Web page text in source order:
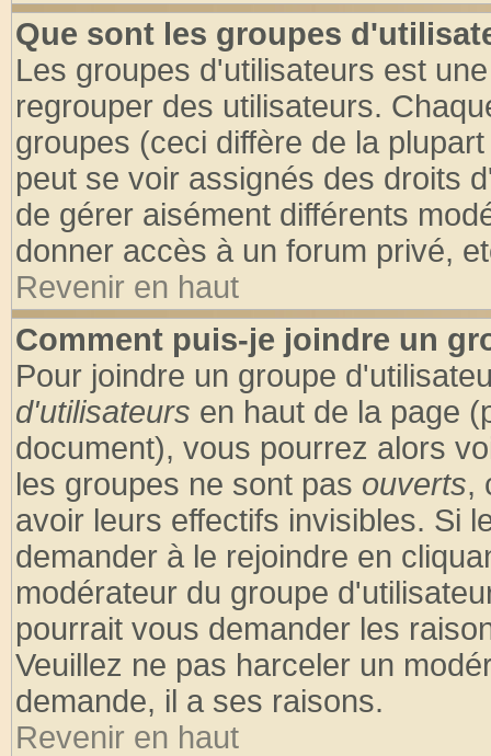
Que sont les groupes
Les groupes d'utilisateurs est
regrouper des utilisateurs.
groupes (ceci diffère de la
peut se voir assignés des droits
de gérer aisément différents
donner accès à un forum privé,
Revenir en haut
Comment puis-je joindre un
Pour joindre un groupe
d'utilisateurs en haut de la page
document), vous pourrez alors
les groupes ne sont pas ouverts,
avoir leurs effectifs invisibles. Si
demander à le rejoindre en
modérateur du groupe
pourrait vous demander les
Veuillez ne pas harceler un
demande, il a ses raisons.
Revenir en haut